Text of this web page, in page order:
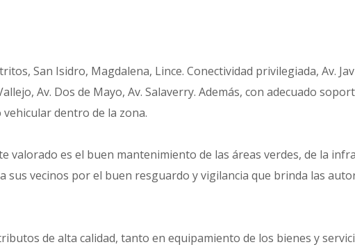
San Isidro, Magdalena, Lince. Conectividad privilegiada, Av.
Av. Dos de Mayo, Av. Salaverry. Además, con adecuado
dentro de la zona.
valorado es el buen mantenimiento de las áreas verdes, de la
sus vecinos por el buen resguardo y vigilancia que brinda las
de alta calidad, tanto en equipamiento de los bienes y